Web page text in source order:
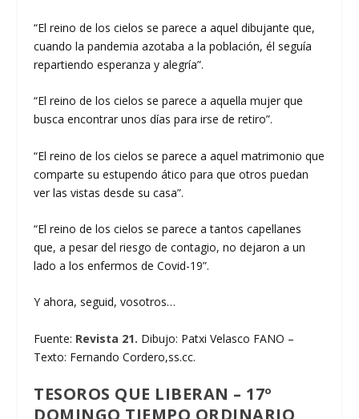
“El reino de los cielos se parece a aquel dibujante que,
cuando la pandemia azotaba a la población, él seguía
repartiendo esperanza y alegría”.
“El reino de los cielos se parece a aquella mujer que
busca encontrar unos días para irse de retiro”.
“El reino de los cielos se parece a aquel matrimonio que
comparte su estupendo ático para que otros puedan
ver las vistas desde su casa”.
“El reino de los cielos se parece a tantos capellanes
que, a pesar del riesgo de contagio, no dejaron a un
lado a los enfermos de Covid-19”.
Y ahora, seguid, vosotros…
Fuente: Revista 21. Dibujo: Patxi Velasco FANO –
Texto: Fernando Cordero,ss.cc.
TESOROS QUE LIBERAN – 17º